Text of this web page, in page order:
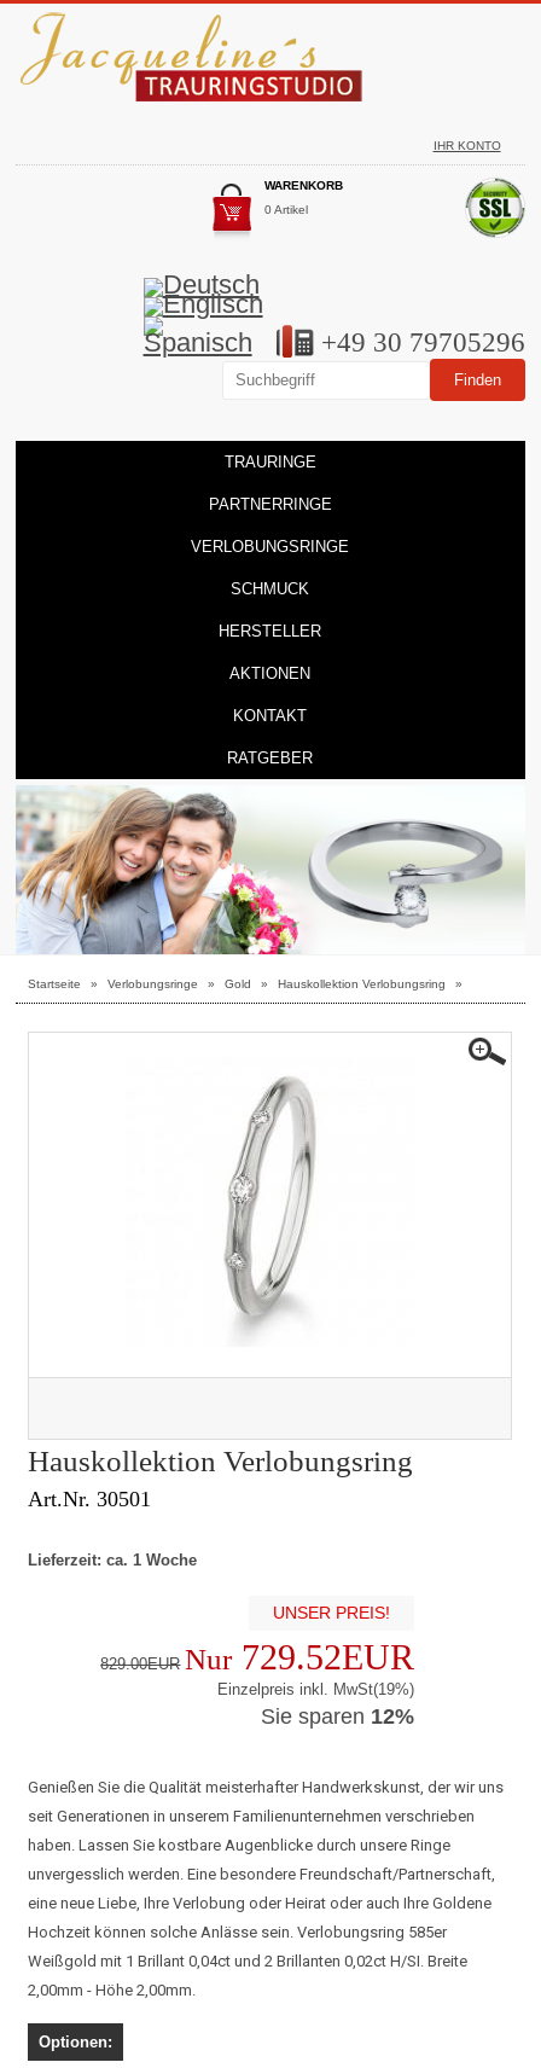
IHR KONTO
WARENKORB
0 Artikel
+49 30 79705296
TRAURINGE
PARTNERRINGE
VERLOBUNGSRINGE
SCHMUCK
HERSTELLER
AKTIONEN
KONTAKT
RATGEBER
Startseite » Verlobungsringe » Gold » Hauskollektion Verlobungsring »
Hauskollektion Verlobungsring
Art.Nr. 30501
Lieferzeit: ca. 1 Woche
UNSER PREIS!
829.00EUR Nur729.52EUR
Einzelpreis inkl. MwSt(19%)
Sie sparen 12%
Genießen Sie die Qualität meisterhafter Handwerkskunst, der wir uns
seit Generationen in unserem Familienunternehmen verschrieben
haben. Lassen Sie kostbare Augenblicke durch unsere Ringe
unvergesslich werden. Eine besondere Freundschaft/Partnerschaft,
eine neue Liebe, Ihre Verlobung oder Heirat oder auch Ihre Goldene
Hochzeit können solche Anlässe sein. Verlobungsring 585er
Weißgold mit 1 Brillant 0,04ct und 2 Brillanten 0,02ct H/SI. Breite
2,00mm - Höhe 2,00mm.
Optionen: